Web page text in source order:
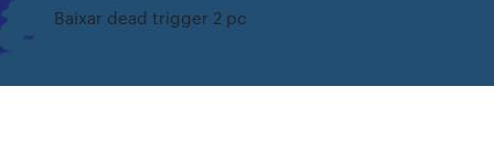
Baixar dead trigger 2 pc